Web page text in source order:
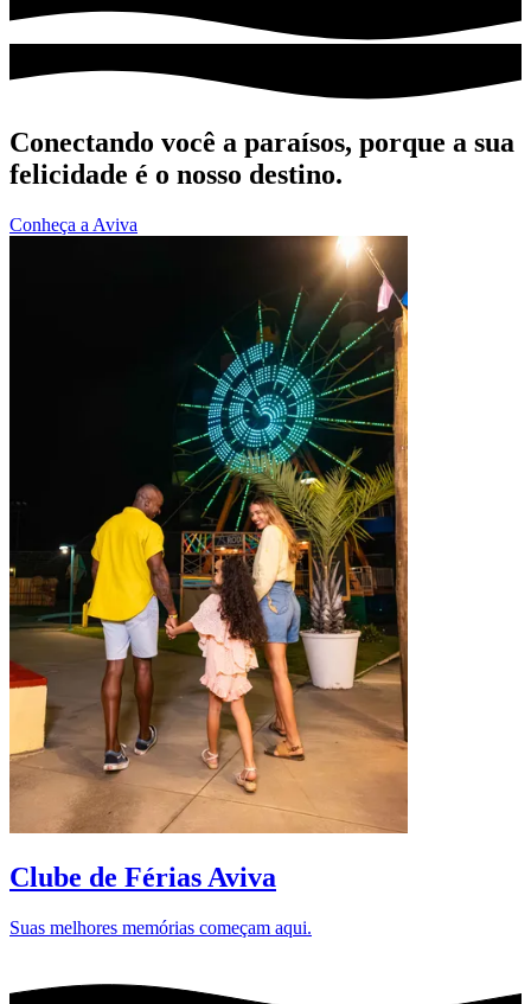
Conectando você a paraísos, porque a sua
felicidade é o nosso destino.
Conheça a Aviva
Clube de Férias Aviva
Suas melhores memórias começam aqui.